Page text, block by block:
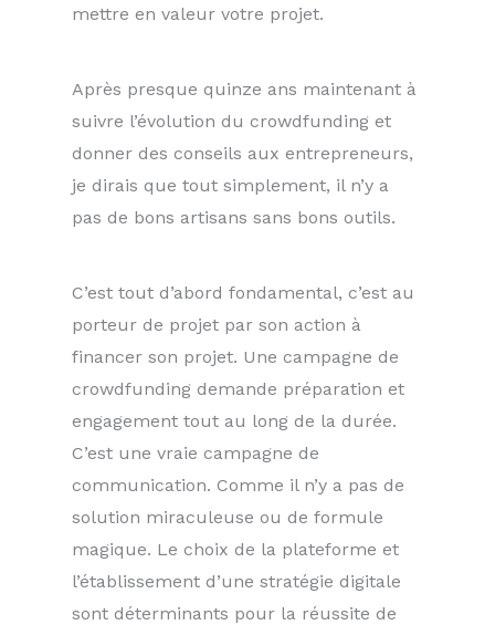
mettre en valeur votre projet.
Après presque quinze ans maintenant à
suivre l’évolution du crowdfunding et
donner des conseils aux entrepreneurs,
je dirais que tout simplement, il n’y a
pas de bons artisans sans bons outils.
C’est tout d’abord fondamental, c’est au
porteur de projet par son action à
financer son projet. Une campagne de
crowdfunding demande préparation et
engagement tout au long de la durée.
C’est une vraie campagne de
communication. Comme il n’y a pas de
solution miraculeuse ou de formule
magique. Le choix de la plateforme et
l’établissement d’une stratégie digitale
sont déterminants pour la réussite de